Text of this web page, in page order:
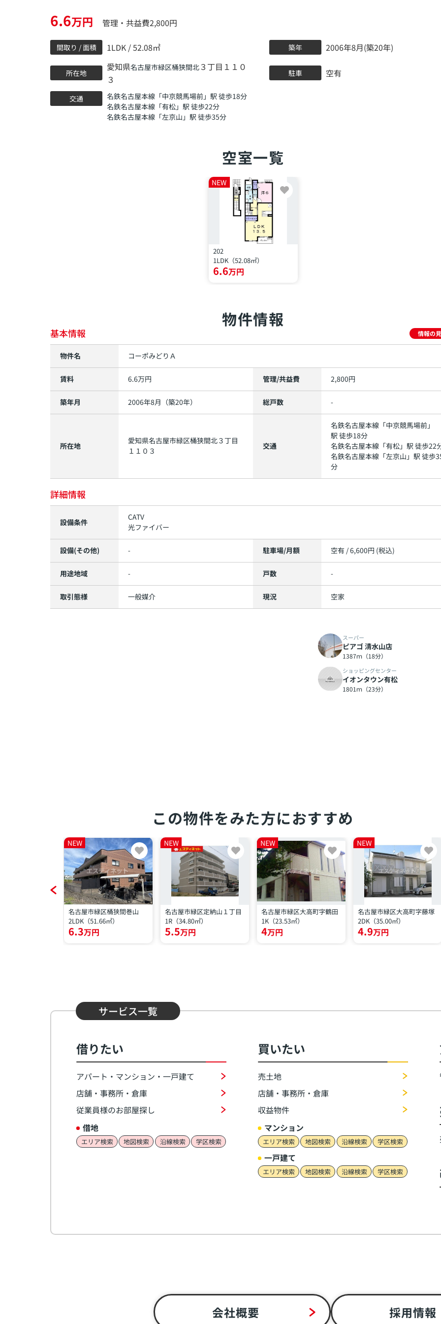
6.6万円 管理・共益費2,800円
間取り / 面積 1LDK / 52.08㎡ 築年 2006年8月(築20年)
所在地
愛知県名古屋市緑区桶狭間北３丁目１１０
３
駐車 空有
交通 名鉄名古屋本線 「中京競馬場前」駅 徒歩18分
名鉄名古屋本線 「有松」駅 徒歩22分
名鉄名古屋本線 「左京山 」駅 徒歩35分
空室一覧
NEW
202
1LDK（52.08㎡）
6.6万円
物件情報
基本情報 情報の
物件名 コーポみどりＡ
賃料 6.6万円 管理/共益費 2,800円
築年月 2006年8月（築20年） 総戸数 -
所在地
愛知県名古屋市緑区桶狭間北３丁目
１１０３
交通
名鉄名古屋本線 「中京競馬場前」
駅 徒歩18分
名鉄名古屋本線 「有松」駅 徒歩22
名鉄名古屋本線 「左京山 」駅 徒歩
分
詳細情報
設備条件
CATV
光ファイバー
設備(その他) - 駐車場/月額 空有 / 6,600円 (税込)
用途地域 - 戸数 -
取引態様 一般媒介 現況 空家
スーパー
ピアゴ 清水山店
1387ｍ（18分）
ショッピングセンター
イオンタウン有松
1801ｍ（23分）
この物件をみた方におすすめ
NEW
名古屋市緑区桶狭間巻山
2LDK（51.66㎡）
6.3万円
NEW
名古屋市緑区定納山１丁目
1R（34.80㎡）
5.5万円
NEW
名古屋市緑区大高町字鶴田
1K（23.53㎡）
4万円
NEW
名古屋市緑区大高町字藤塚
2DK（35.00㎡）
4.9万円
サービス一覧
借りたい
アパート・マンション・一戸建て
店舗・事務所・倉庫
従業員様のお部屋探し
借地
エリア検索 地図検索 沿線検索 学区検索
買いたい
売土地
店舗・事務所・倉庫
収益物件
マンション
エリア検索 地図検索 沿線検索 学区検索
一戸建て
エリア検索 地図検索 沿線検索 学区検索
会社概要 採用情報